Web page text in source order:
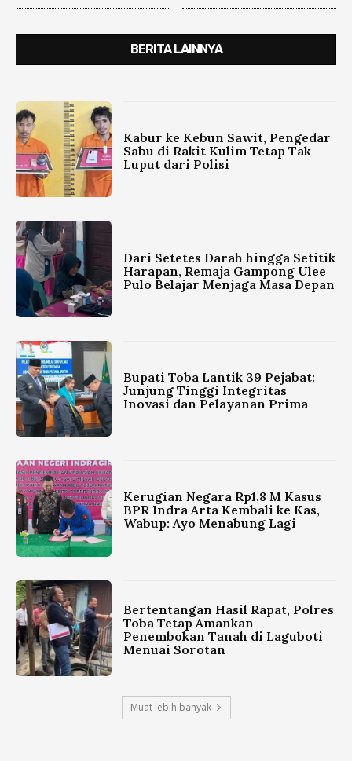
BERITA LAINNYA
Kabur ke Kebun Sawit, Pengedar
Sabu di Rakit Kulim Tetap Tak
Luput dari Polisi
Dari Setetes Darah hingga Setitik
Harapan, Remaja Gampong Ulee
Pulo Belajar Menjaga Masa Depan
Bupati Toba Lantik 39 Pejabat:
Junjung Tinggi Integritas
Inovasi dan Pelayanan Prima
Kerugian Negara Rp1,8 M Kasus
BPR Indra Arta Kembali ke Kas,
Wabup: Ayo Menabung Lagi
Bertentangan Hasil Rapat, Polres
Toba Tetap Amankan
Penembokan Tanah di Laguboti
Menuai Sorotan
Muat lebih banyak